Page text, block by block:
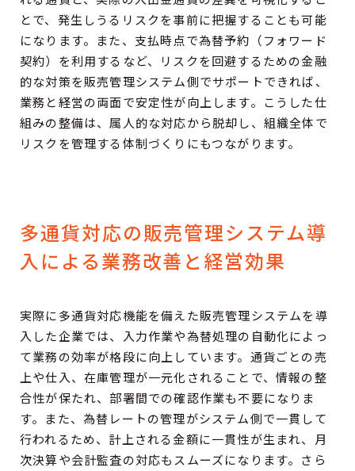
とで、発生しうるリスクを事前に把握することも可能
になります。また、支払時点で為替予約（フォワード
契約）を利用するなど、リスクを回避するための金融
的な対策を販売管理システム側でサポートできれば、
業務と経営の両面で安定性が向上します。こうした仕
組みの整備は、属人的な対応から脱却し、組織全体で
リスクを管理する体制づくりにもつながります。
多通貨対応の販売管理システム導
入による業務改善と経営効果
実際に多通貨対応機能を備えた販売管理システムを導
入した企業では、入力作業や為替処理の自動化によっ
て業務の効率が格段に向上しています。通貨ごとの売
上や仕入、在庫管理が一元化されることで、情報の整
合性が保たれ、部署間での確認作業も不要になりま
す。また、為替レートの管理がシステム側で一貫して
行われるため、計上される金額に一貫性が生まれ、月
次決算や会計監査の対応もスムーズになります。さら